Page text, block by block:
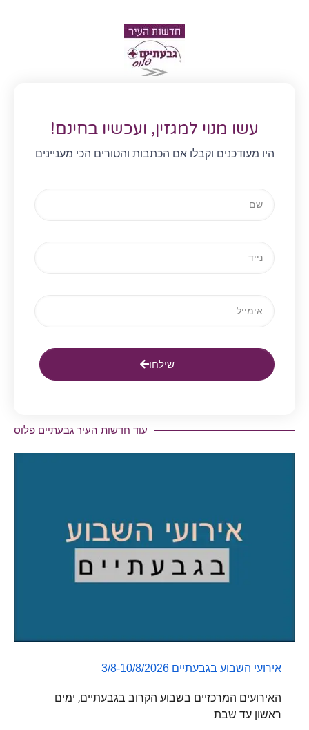
עשו מנוי למגזין, ועכשיו בחינם!
היו מעודכנים וקבלו אם הכתבות והטורים הכי מעניינים
שילחו
עוד חדשות העיר גבעתיים פלוס​
אירועי השבוע בגבעתיים 3/8-10/8/2026
האירועים המרכזיים בשבוע הקרוב בגבעתיים, ימים
ראשון עד שבת